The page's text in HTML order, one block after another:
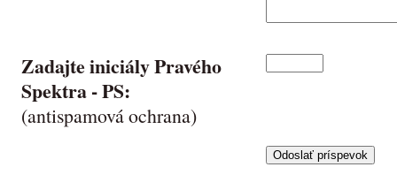
Zadajte iniciály Pravého
Spektra -PS:
(antispamová ochrana)